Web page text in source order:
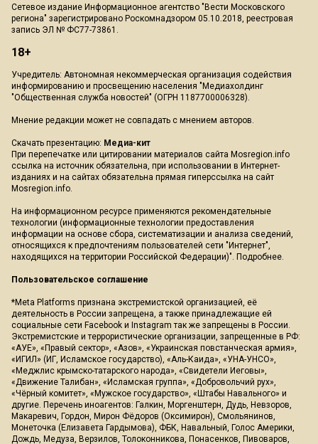
Сетевое издание Информационное агентство "Вести Московского
региона" зарегистрировано Роскомнадзором 05.10.2018, реестровая
запись ЭЛ № ФС77-73861.
18+
Учредитель: Автономная некоммерческая организация содействия
информированию и просвещению населения "Медиахолдинг
"Общественная служба новостей" (ОГРН 1187700006328).
Мнение редакции может не совпадать с мнением авторов.
Скачать презентацию: Медиа-кит
При перепечатке или цитировании материалов сайта Mosregion.info
ссылка на источник обязательна, при использовании в Интернет-
изданиях и на сайтах обязательна прямая гиперссылка на сайт
Mosregion.info.
На информационном ресурсе применяются рекомендательные
технологии (информационные технологии предоставления
информации на основе сбора, систематизации и анализа сведений,
относящихся к предпочтениям пользователей сети "Интернет",
находящихся на территории Российской Федерации)". Подробнее.
Пользовательское соглашение
*Meta Platforms признана экстремистской организацией, её
деятельность в России запрещена, а также принадлежащие ей
социальные сети Facebook и Instagram так же запрещены в России.
Экстремистские и террористические организации, запрещенные в РФ:
«АУЕ», «Правый сектор», «Азов», «Украинская повстанческая армия»,
«ИГИЛ» (ИГ, Исламское государство), «Аль-Каида», «УНА-УНСО»,
«Меджлис крымско-татарского народа», «Свидетели Иеговы»,
«Движение Талибан», «Исламская группа», «Добровольчий рух»,
«Чёрный комитет», «Мужское государство», «Штабы Навального» и
другие. Перечень иноагентов: Галкин, Моргенштерн, Дудь, Невзоров,
Макаревич, Гордон, Мирон Фёдоров (Оксимирон), Смольянинов,
Монеточка (Елизавета Гардымова), ФБК, Навальный, Голос Америки,
Дождь, Медуза, Верзилов, Толоконникова, Понасенков, Пивоваров,